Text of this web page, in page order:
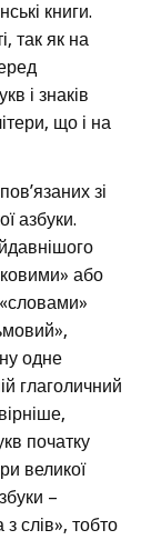
книги.
так як на
і знаків
що і на
зі
азбуки.
або
одне
глаголичний
початку
великої
–
слів», тобто